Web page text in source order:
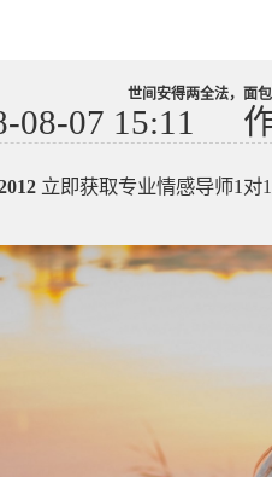
世间安得两全法，面
08-07 15:11
立即获取专业情感导师1对